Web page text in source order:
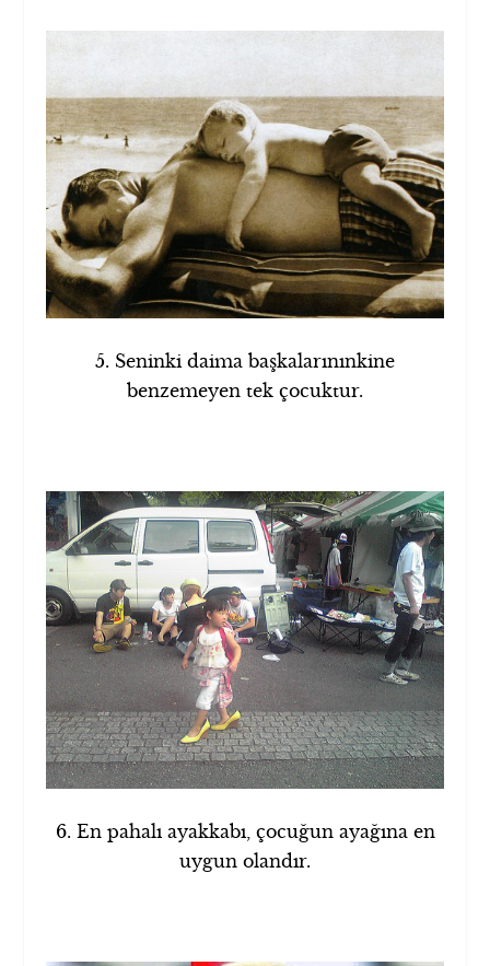
5. Seninki daima başkalarınınkine
benzemeyen tek çocuktur.
6. En pahalı ayakkabı, çocuğun ayağına en
uygun olandır.